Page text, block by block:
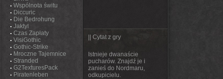
Wspólnota świtu
Diccuric
Die Bedrohung
Jaktyl
Czas Zapłaty
VisiGothic
Gothic-Strike
Mroczne Tajemnice
Stranded
G2TexturesPack
Piratenleben
|| Cytat z gry
Istnieje dwanaście
pucharów. Znajdź je i
zanieś do Nordmaru,
odkupicielu.